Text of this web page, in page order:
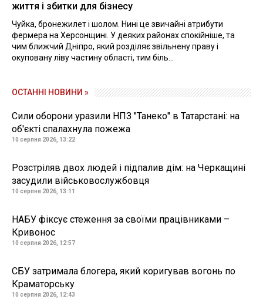
життя і збитки для бізнесу
Чуйка, бронежилет і шолом. Нині це звичайні атрибути
фермера на Херсонщині. У деяких районах спокійніше, та
чим ближчий Дніпро, який розділяє звільнену праву і
окуповану ліву частину області, тим біль...
ОСТАННІ НОВИНИ »
Сили оборони уразили НПЗ "Танеко" в Татарстані: на
об'єкті спалахнула пожежа
10 серпня 2026, 13:22
Розстріляв двох людей і підпалив дім: на Черкащині
засудили військовослужбовця
10 серпня 2026, 13:11
НАБУ фіксує стеження за своїми працівниками –
Кривонос
10 серпня 2026, 12:57
СБУ затримала блогера, який коригував вогонь по
Краматорську
10 серпня 2026, 12:43